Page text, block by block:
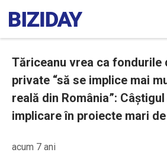
Tăriceanu vrea ca fondurile
private “să se implice mai
reală din România”:
implicare în proiecte mari
acum 7 ani